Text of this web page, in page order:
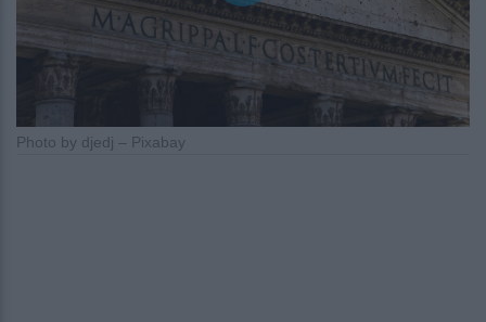
Photo by djedj – Pixabay